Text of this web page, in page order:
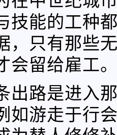
技能的工种
，只有那些
会留给雇工
出路是进入
如游走于行